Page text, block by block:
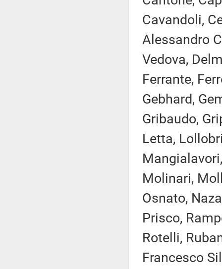
Cavandoli,
Alessandro
Vedova,
Ferrante,
Gebhard,
Gribaudo,
Letta,
Molinari,
Osnato,
Prisco,
Rotelli,
Francesco